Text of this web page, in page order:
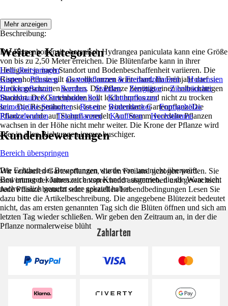
Beschreibung:
Die Rispenhortensie, botanisch Hydrangea paniculata kann eine Größe
von bis zu 2,50 Meter erreichen. Die Blütenfarbe kann in ihrer
Helligkeit ja nach Standort und Bodenbeschaffenheit variieren. Die
Rispenhortensie gilt als vollkommen winterhart. Im Frühjahr darf sie
zurück geschnitten werden. Die Pflanze benötigt einen halbschattigen
Standort. Der Gartenboden sollt leicht humos und nicht zu trocken
sein. Die Rispenhortensie ist eine winterharte GartenpflanzeDie
Pflanze wurde auf Stamm veredelt. Auf Stamm veredelte Pflanzen
wachsen in der Höhe nicht mehr weiter. Die Krone der Pflanze wird
aber in allen Richtungen immer buschiger.
Wir verkaufen Gartenpflanzen, die im Freiland gezogen werden. Sie
sind immer der Jahreszeit entsprechend ausgetrieben und gewachsen.
Jede Pflanze braucht seine speziellen Lebendbedingungen Lesen Sie
dazu bitte die Artikelbeschreibung. Die angegebene Blütezeit bedeutet
nicht, das am ersten genannten Tag sich die Blüten öffnen und sich am
letzten Tag wieder schließen. Wir geben den Zeitraum an, in der die
Pflanze normalerweise blüht
Mehr anzeigen
Weitere Kategorien
Liste überspringen
Garten
Pflanzen Gartenpflanzen & Freilandpflanzen
Hortensien
Heckenpflanzen
Bambus Stauden Ziergräser
Ziersträucher
Buchsbaum & Stechpalme Ilex
Kletterpflanzen
Immergrüne Sträucher
Rosen Bodendecker
Formgehölze
Rhododendron
Teichpflanzen Koniferen Hochstämme
Kundenbewertungen
Bereich überspringen
Die Echtheit der Bewertungen wurde von uns nicht überprüft.
Bewertungen können auch von Kunden stammen, die die Ware nicht
nachweislich genutzt oder gekauft haben.
Zahlarten